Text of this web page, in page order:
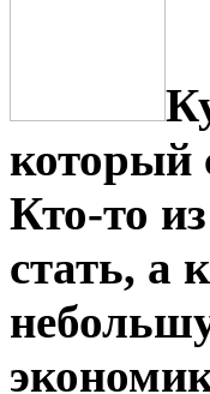
который
Кто-то
стать, а